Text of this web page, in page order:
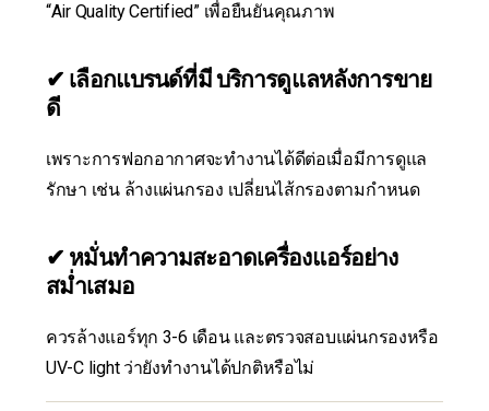
“Air Quality Certified” เพื่อยืนยันคุณภาพ
✔ เลือกแบรนด์ที่มีบริการดูแลหลังการขาย
ดี
เพราะการฟอกอากาศจะทำงานได้ดีต่อเมื่อมีการดูแล
รักษา เช่น ล้างแผ่นกรอง เปลี่ยนไส้กรองตามกำหนด
✔ หมั่นทำความสะอาดเครื่องแอร์อย่าง
สม่ำเสมอ
ควรล้างแอร์ทุก 3-6 เดือน และตรวจสอบแผ่นกรองหรือ
UV-C light ว่ายังทำงานได้ปกติหรือไม่